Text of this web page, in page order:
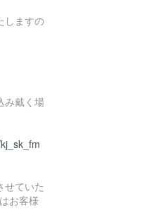
しますの
み戴く場
せていた
お客様